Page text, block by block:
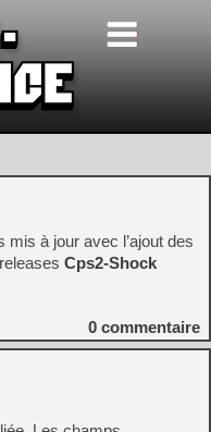
mis à jour avec l’ajout des
Cps2-Shock
0 commentaire